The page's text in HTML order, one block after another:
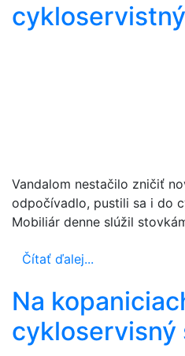
Vandalom nestačilo zničiť
odpočívadlo, pustili sa i do
Mobiliár denne slúžil
Čítať ďalej...
Na
cykloservisný